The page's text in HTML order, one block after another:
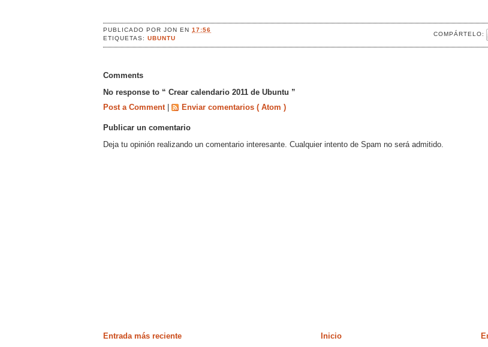
PUBLICADO PORJONEN17:56
COMPÁRTELO:
ETIQUETAS:UBUNTU
Comments
No response to “ Crear calendario 2011 de Ubuntu ”
Post a Comment
Enviar comentarios ( Atom )
Publicar un comentario
Deja tu opinión realizando un comentario interesante. Cualquier intento de Spam no será admitido.
Entrada más reciente Inicio